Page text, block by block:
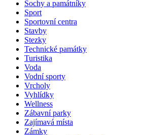
Sochy a památníky
Sport
Sportovní centra
Stavby
Stezky
Technické památky
Turistika
Voda
Vodní sporty
Vrcholy
Vyhlídky
Wellness
Zábavní parky
Zajímavá místa
Zámky